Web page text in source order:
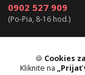
0902 527 909
(Po-Pia, 8-16 hod.)
🍪 Cookies
Kliknite na „Prijať